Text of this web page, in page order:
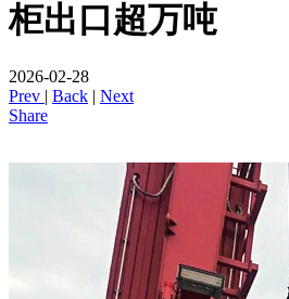
柜出口超万吨
2026-02-28
Prev | Back | Next
Share